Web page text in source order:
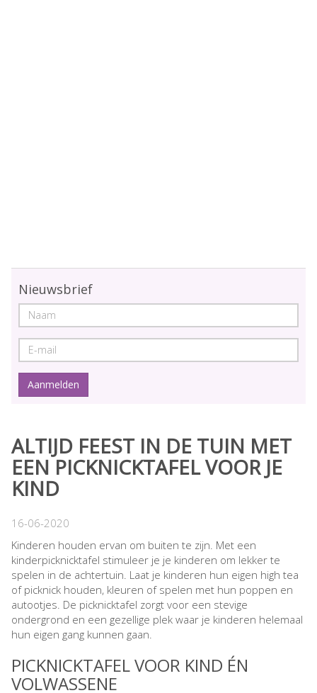
Nieuwsbrief
ALTIJD FEEST IN DE TUIN MET
EEN PICKNICKTAFEL VOOR JE
KIND
16-06-2020
Kinderen houden ervan om buiten te zijn. Met een
kinderpicknicktafel stimuleer je je kinderen om lekker te
spelen in de achtertuin. Laat je kinderen hun eigen high tea
of picknick houden, kleuren of spelen met hun poppen en
autootjes. De picknicktafel zorgt voor een stevige
ondergrond en een gezellige plek waar je kinderen helemaal
hun eigen gang kunnen gaan.
PICKNICKTAFEL VOOR KIND ÉN
VOLWASSENE